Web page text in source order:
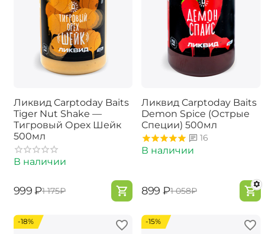
Ликвид Carptoday Baits
Tiger Nut Shake —
Тигровый Орех Шейк
500мл
В наличии
‍999‍ ₽‍1 175‍₽
Ликвид Carptoday Baits
Demon Spice (Острые
Специи) 500мл
16
В наличии
‍899‍ ₽‍1 058‍₽
-18% -15%